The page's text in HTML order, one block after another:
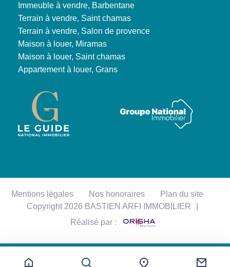
Immeuble à vendre, Barbentane
Terrain à vendre, Saint chamas
Terrain à vendre, Salon de provence
Maison à louer, Miramas
Maison à louer, Saint chamas
Appartement à louer, Grans
Mentions légales Nos honoraires
Plan du site
Copyright 2026 BASTIEN ARFI IMMOBILIER
Réalisé par :